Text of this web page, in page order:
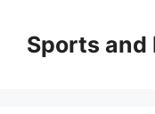
contenido
Sports and